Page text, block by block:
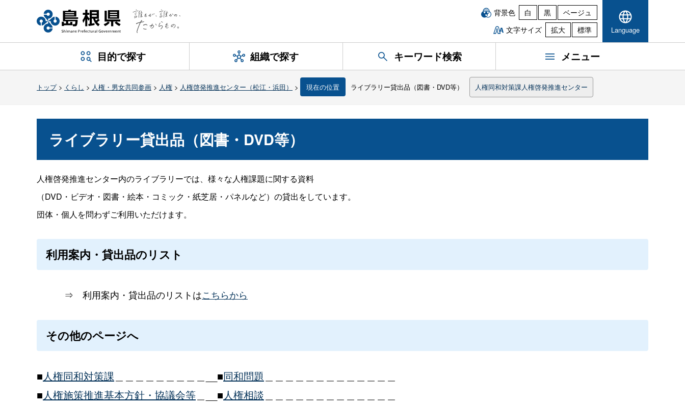
背景色 白 黒
ベージュ
文字サイズ
拡大 標準 Language
目的で探す 組織で探す キーワード検索 メニュー
トップ> くらし > 人権・男女共同参画 > 人権 > 人権啓発推進センター（松江・浜田） > 現在の位置 ライブラリー貸出品（図書・DVD等） 人権同和対策課人権啓発推進センター
ライブラリー貸出品（図書・DVD等）
人権啓発推進センター内のライブラリーでは、様々な人権課題に関する資料
（DVD・ビデオ・図書・絵本・コミック・紙芝居・パネルなど）の貸出をしています。
団体・個人を問わずご利用いただけます。
利用案内・貸出品のリスト
⇒ 利用案内・貸出品のリストはこちらから
その他のページへ
■人権同和対策課 ＿＿＿＿＿＿＿＿＿__■同和問題
■人権施策推進基本方針・協議会等 ＿__■人権相談